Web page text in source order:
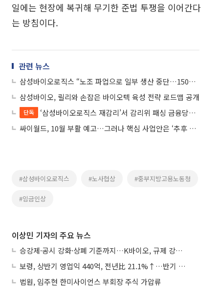
일에는 현장에 복귀해 무기한 준법 투쟁을 이어간다
는 방침이다.
관련 뉴스
삼성바이오로직스 “노조 파업으로 일부 생산 중단…1500억 손실 추산”
삼성바이오, 릴리와 손잡은 바이오텍 육성 전략 로드맵 공개
단독
‘삼성바이오로직스 재감리’서 감리위 패싱 금융당국⋯“정당성 없다” 퇴짜
싸이월드, 10월 부활 예고…그러나 핵심 사업안은 ‘추후 공개’
#삼성바이오로직스 #노사협상 #중부지방고용노동청
#임금인상
이상민 기자의 주요 뉴스
승강제·공시 강화·상폐 기준까지…K바이오, 규제 강화에 ‘삼중고’
보령, 상반기 영업익 440억, 전년比 21.1%↑…반기 역대 최대
법원, 임주현 한미사이언스 부회장 주식 가압류